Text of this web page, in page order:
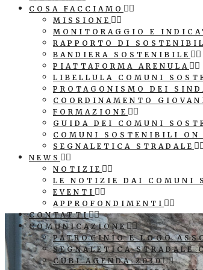
COSA FACCIAMO
MISSIONE
MONITORAGGIO E
RAPPORTO DI
BANDIERA SOSTENIBILE
PIATTAFORMA ARENULA
LIBELLULA COMUNI
PROTAGONISMO DEI
COORDINAMENTO
FORMAZIONE
GUIDA DEI COMUNI
COMUNI SOSTENIBILI ON
SEGNALETICA STRADALE
NEWS
NOTIZIE
LE NOTIZIE DAI COMUNI
EVENTI
APPROFONDIMENTI
CONTATTI
COMUNICAZIONE
PATROCINIO E LOGO
SEGNALETICA STRADALE
CUBI AGENDA 2030